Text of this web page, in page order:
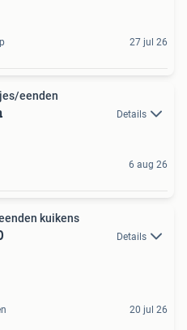
27 jul 26
eenden
Details
6 aug 26
kuikens
Details
20 jul 26